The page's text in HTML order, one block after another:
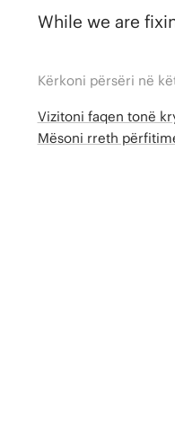
While we are
Kërkoni përsëri në
Vizitoni faqen tonë
Mësoni rreth